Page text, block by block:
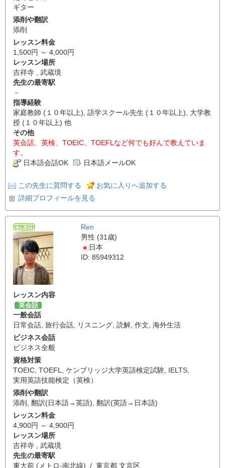
ギター
添削や翻訳
添削
レッスン料金
1,500円 ～ 4,000円
レッスン場所
吉祥寺 , 武蔵境
先生の最寄駅
－
指導経験
家庭教師 (１０年以上), 語学スクール先生 (１０年以上), 大学教
授 (１０年以上) 他
その他
英会話、英検、TOEIC、TOEFLなど何でも好んで教えていま
す。
日本語会話OK
日本語メールOK
この先生に質問する
お気に入りへ追加する
詳細プロフィールを見る
Ren
男性 (31歳)
日本
ID: 85949312
レッスン内容
英会話
一般会話
日常会話 旅行会話 リスニング 読解 作文 海外生活
ビジネス会話
ビジネス全般
資格対策
TOEIC TOEFL ケンブリッジ大学英語検定試験 IELTS
実用英語技能検定（英検）
添削や翻訳
添削
翻訳(日本語→英語) 翻訳(英語→日本語)
レッスン料金
4,900円 ～ 4,900円
レッスン場所
吉祥寺 , 武蔵境
先生の最寄駅
東大前 (メトロ-南北線) / 東京都 文京区